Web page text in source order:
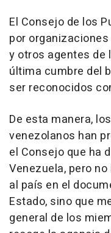
El Consejo de los
por
y otros agentes de
última cumbre del
ser reconocidos
De esta manera,
venezolanos han
el Consejo que ha
Venezuela, pero
al país en el
Estado, sino que
general de los